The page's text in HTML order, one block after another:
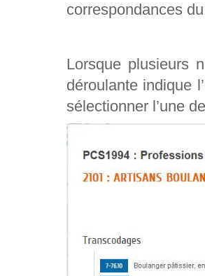
correspondances
Lorsque plusieurs
déroulante indique
sélectionner l’une